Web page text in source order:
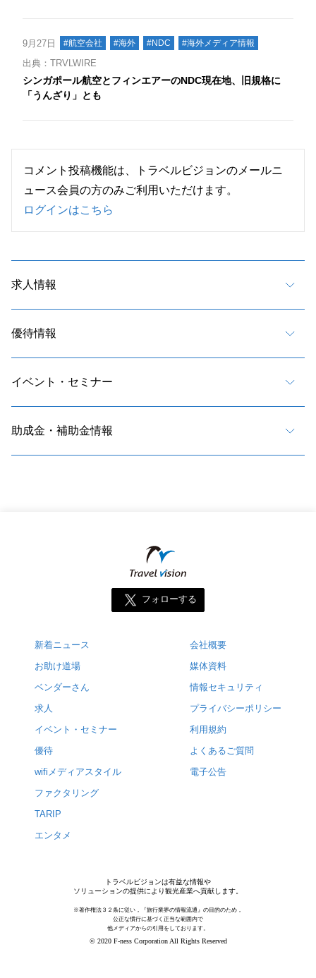
9月27日 #航空会社 #海外 #NDC #海外メディア情報
出典：TRVLWIRE
シンガポール航空とフィンエアーのNDC現在地、旧規格に
「うんざり」とも
コメント投稿機能は、トラベルビジョンのメールニ
ュース会員の方のみご利用いただけます。
ログインはこちら
求人情報
優待情報
イベント・セミナー
助成金・補助金情報
フォローする
新着ニュース
お助け道場
ベンダーさん
求人
イベント・セミナー
優待
wifiメディアスタイル
ファクタリング
TARIP
エンタメ
会社概要
媒体資料
情報セキュリティ
プライバシーポリシー
利用規約
よくあるご質問
電子公告
トラベルビジョンは有益な情報や
ソリューションの提供により観光産業へ貢献します。
※著作権法３２条に従い，『旅行業界の情報流通』の目的のため，
公正な慣行に基づく正当な範囲内で
他メディアからの引用をしております。
© 2020 F-ness Corporation All Rights Reserved